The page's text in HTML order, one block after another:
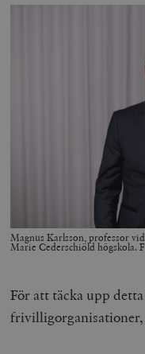
Magnus Karlsson, professor
Marie Cederschiöld högskola.
För att täcka upp